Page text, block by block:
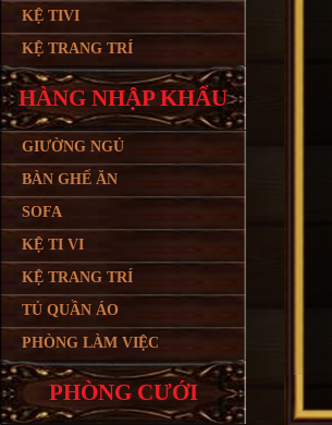
KỆ TIVI
KỆ TRANG TRÍ
HÀNG NHẬP KHẨU
GIƯỜNG NGỦ
BÀN GHẾ ĂN
SOFA
KỆ TI VI
KỆ TRANG TRÍ
TỦ QUẦN ÁO
PHÒNG LÀM VIỆC
PHÒNG CƯỚI